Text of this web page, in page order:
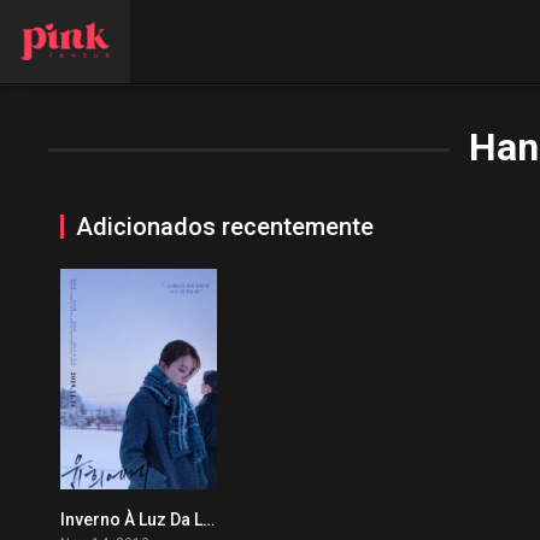
Adicionados recentemente
0Inverno À Luz Da Lua